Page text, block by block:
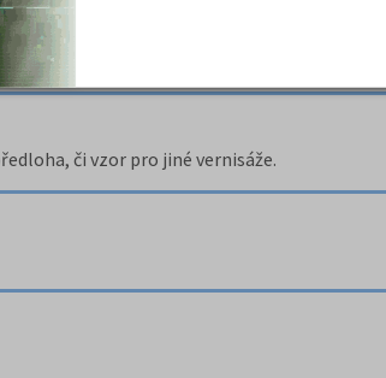
která se k 1.
či vzor pro jiné vernisáže.